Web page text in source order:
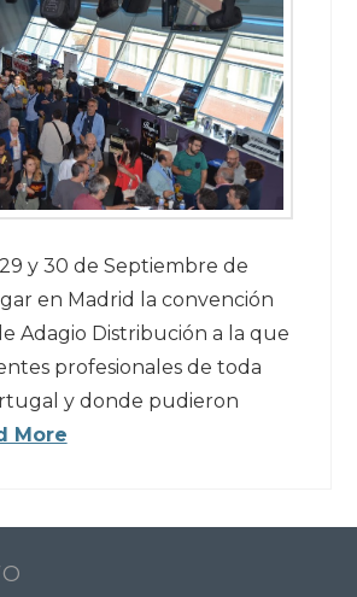
29 y 30 de Septiembre de
en Madrid la convención
Adagio Distribución a la que
profesionales de toda
y donde pudieron
More